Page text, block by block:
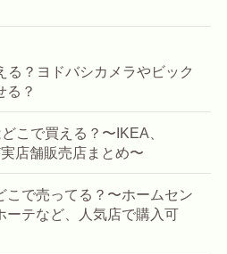
る？ヨドバシカメラやビック
る？
こで買える？〜IKEA、
店舗販売店まとめ〜
こで売ってる？〜ホームセン
ーテなど、人気店で購入可